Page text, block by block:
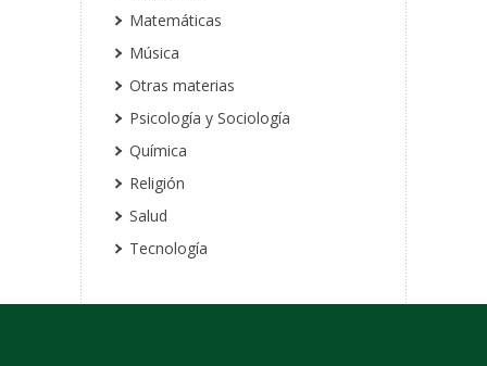
Matemáticas
Música
Otras materias
Psicología y Sociología
Química
Religión
Salud
Tecnología